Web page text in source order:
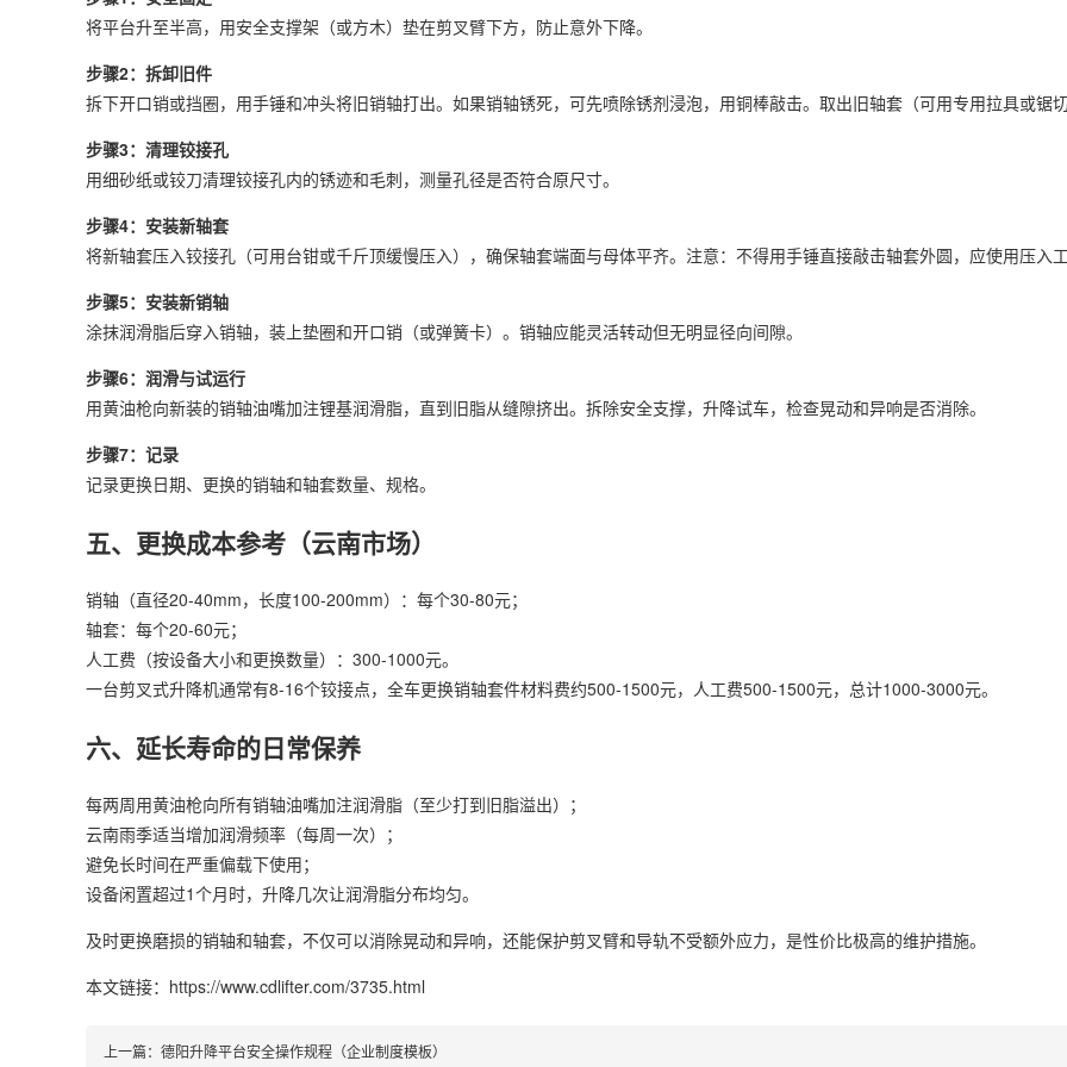
将平台升至半高，用安全支撑架（或方木）垫在剪叉臂下方，防止意外下降。
步骤2：拆卸旧件
拆下开口销或挡圈，用手锤和冲头将旧销轴打出。如果销轴锈死，可先喷除锈剂浸泡，用铜棒敲击。取出旧轴套（可用专用拉具或锯切
步骤3：清理铰接孔
用细砂纸或铰刀清理铰接孔内的锈迹和毛刺，测量孔径是否符合原尺寸。
步骤4：安装新轴套
将新轴套压入铰接孔（可用台钳或千斤顶缓慢压入），确保轴套端面与母体平齐。注意：不得用手锤直接敲击轴套外圆，应使用压入工
步骤5：安装新销轴
涂抹润滑脂后穿入销轴，装上垫圈和开口销（或弹簧卡）。销轴应能灵活转动但无明显径向间隙。
步骤6：润滑与试运行
用黄油枪向新装的销轴油嘴加注锂基润滑脂，直到旧脂从缝隙挤出。拆除安全支撑，升降试车，检查晃动和异响是否消除。
步骤7：记录
记录更换日期、更换的销轴和轴套数量、规格。
五、更换成本参考（云南市场）
销轴（直径20-40mm，长度100-200mm）：每个30-80元；
轴套：每个20-60元；
人工费（按设备大小和更换数量）：300-1000元。
一台剪叉式升降机通常有8-16个铰接点，全车更换销轴套件材料费约500-1500元，人工费500-1500元，总计1000-3000元。
六、延长寿命的日常保养
每两周用黄油枪向所有销轴油嘴加注润滑脂（至少打到旧脂溢出）；
云南雨季适当增加润滑频率（每周一次）；
避免长时间在严重偏载下使用；
设备闲置超过1个月时，升降几次让润滑脂分布均匀。
及时更换磨损的销轴和轴套，不仅可以消除晃动和异响，还能保护剪叉臂和导轨不受额外应力，是性价比极高的维护措施。
本文链接：https://www.cdlifter.com/3735.html
上一篇： 德阳升降平台安全操作规程（企业制度模板）